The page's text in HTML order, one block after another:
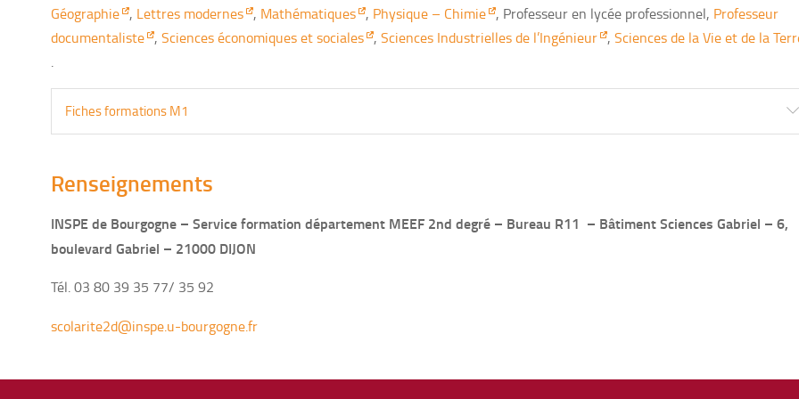
Géographie , Lettres modernes , Mathématiques , Physique – Chimie , Professeur en lycée professionnel, Professeur
documentaliste , Sciences économiques et sociales , Sciences Industrielles de l’Ingénieur , Sciences de la Vie et de la
.
Fiches formations M1
Renseignements
INSPE de Bourgogne – Service formation département MEEF 2nd degré – Bureau R11 – Bâtiment Sciences Gabriel – 6,
boulevard Gabriel – 21000 DIJON
Tél. 03 80 39 35 77/ 35 92
scolarite2d@inspe.u-bourgogne.fr